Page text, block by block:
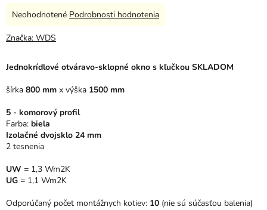
Jednokrídlové otváravo-sklopné okno s kľučkou SKLADOM
šírka 800 mm x výška 1500 mm
5 - komorový profil
Farba: biela
Izolačné dvojsklo 24 mm
2 tesnenia
UW = 1,3 Wm2K
UG = 1,1 Wm2K
Odporúčaný počet montážnych kotiev: 10 (nie sú súčasťou balenia)
Priemerné
produktu
z
hviezdičiek.
Neohodnotené Podrobnosti hodnotenia
Značka: WDS